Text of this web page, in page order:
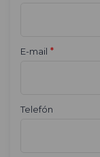
E-mail *
Telefón